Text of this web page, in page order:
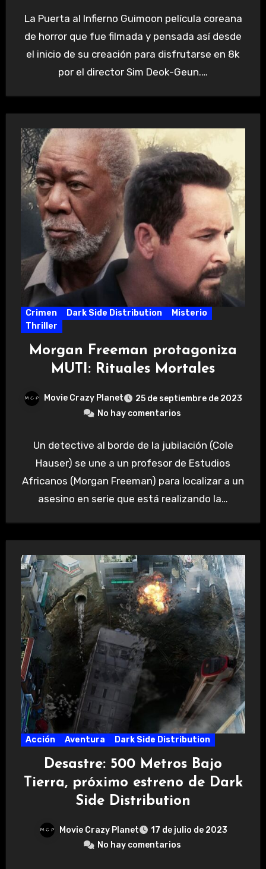
La Puerta al Infierno Guimoon película coreana
de horror que fue filmada y pensada así desde
el inicio de su creación para disfrutarse en 8k
por el director Sim Deok-Geun.…
Crimen Dark Side Distribution
Misterio
Thriller
Morgan Freeman protagoniza
MUTI: Rituales Mortales
Movie Crazy Planet
25 de septiembre de 2023
No hay comentarios
Un detective al borde de la jubilación (Cole
Hauser) se une a un profesor de Estudios
Africanos (Morgan Freeman) para localizar a un
asesino en serie que está realizando la…
Acción Aventura Dark Side Distribution
Desastre: 500 Metros Bajo
Tierra, próximo estreno de Dark
Side Distribution
Movie Crazy Planet
17 de julio de 2023
No hay comentarios